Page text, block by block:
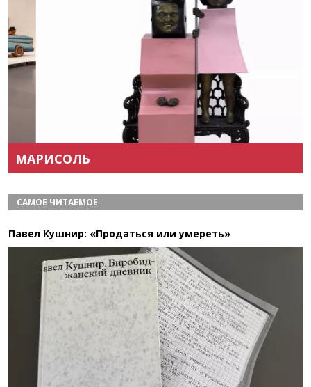
МАРИСОЛЬ
САМОЕ ЧИТАЕМОЕ
Павел Кушнир: «Продаться или умереть»